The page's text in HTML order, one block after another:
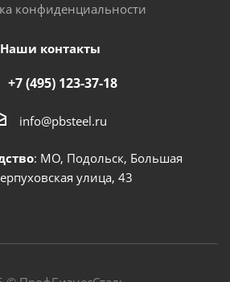
конфиденциальности
Наши контакты
+7 (495) 123-37-18
info@pbsteel.ru
: МО, Подольск, Большая
улица, 43